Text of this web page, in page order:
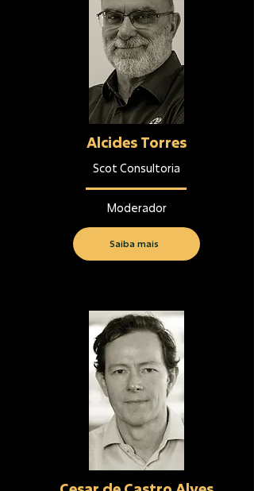
Alcides Torres
Scot Consultoria
Moderador
Saiba mais